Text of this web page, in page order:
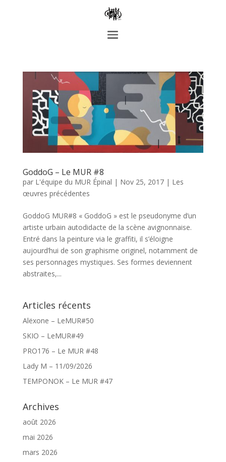
GoddoG – Le MUR #8
par L'équipe du MUR Épinal | Nov 25, 2017| Les
œuvres précédentes
GoddoG MUR#8 « GoddoG » est le pseudonyme d’un
artiste urbain autodidacte de la scène avignonnaise.
Entré dans la peinture via le graffiti, il s’éloigne
aujourd’hui de son graphisme originel, notamment de
ses personnages mystiques. Ses formes deviennent
abstraites,...
Articles récents
Alëxone – LeMUR#50
SKIO – LeMUR#49
PRO176 – Le MUR #48
Lady M – 11/09/2026
TEMPONOK – Le MUR #47
Archives
août 2026
mai 2026
mars 2026